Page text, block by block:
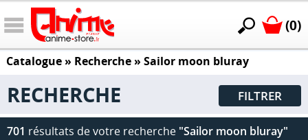
(0)
Catalogue» Recherche » Sailor moon bluray
RECHERCHE FILTRER
701 résultats de votre recherche "Sailor moon bluray"